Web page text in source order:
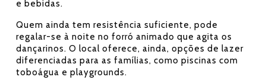
e bebidas.
Quem ainda tem resistência suficiente, pode
regalar-se à noite no forró animado que agita os
dançarinos. O local oferece, ainda, opções de lazer
diferenciadas para as famílias, como piscinas com
toboágua e playgrounds.